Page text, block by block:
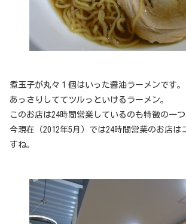
煮玉子が丸々１個はいった醤油ラーメンです。
あっさりしててツルっといけるラーメン。
このお店は24時間営業しているのも特徴の一つ
今現在（2012年5月）では24時間営業のお店は
すね。